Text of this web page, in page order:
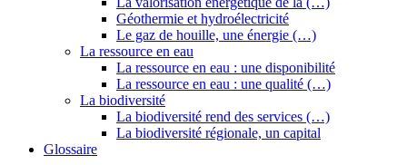
Géothermie et hydroélectricité
Le gaz de houille, une énergie (…)
La ressource en eau
La ressource en eau : une disponibilité
La ressource en eau : une qualité (…)
La biodiversité
La biodiversité rend des services (…)
La biodiversité régionale, un capital
Glossaire